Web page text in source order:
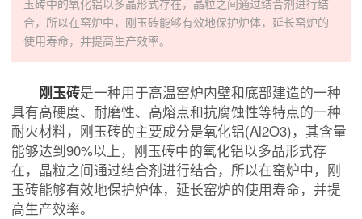
玉砖中的氧化铝以多晶形式存在，晶粒之间通过结合剂进行结
合，所以在窑炉中，刚玉砖能够有效地保护炉体，延长窑炉的
使用寿命，并提高生产效率。
刚玉砖是一种用于高温窑炉内壁和底部建造的一种
具有高硬度、耐磨性、高熔点和抗腐蚀性等特点的一种
耐火材料，刚玉砖的主要成分是氧化铝(Al2O3)，其含量
能够达到90%以上，刚玉砖中的氧化铝以多晶形式存
在，晶粒之间通过结合剂进行结合，所以在窑炉中，刚
玉砖能够有效地保护炉体，延长窑炉的使用寿命，并提
高生产效率。